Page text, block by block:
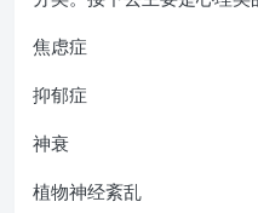
焦虑症
抑郁症
神衰
植物神经紊乱